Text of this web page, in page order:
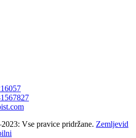
Vse pravice pridržane. Zemljevid